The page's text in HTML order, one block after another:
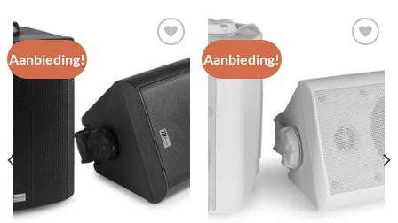
Aanbieding!
Toevoegen
aan
wenslijst
Aanbieding!
Toevoegen
aan
wenslijst